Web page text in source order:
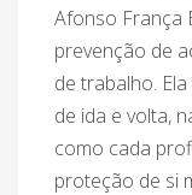
Afonso França
prevenção de
de trabalho.
de ida e volta,
como cada
proteção de si